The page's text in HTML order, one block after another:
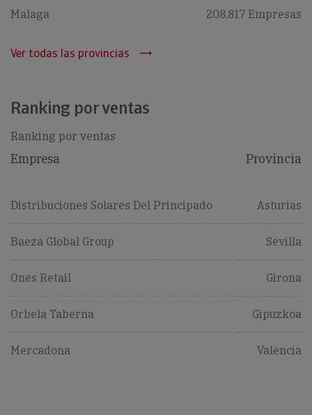
Malaga 208,817 Empresas
Ver todas las provincias
Ranking por ventas
Ranking por ventas
Empresa Provincia
Distribuciones Solares Del Principado Asturias
Baeza Global Group Sevilla
Ones Retail Girona
Orbela Taberna Gipuzkoa
Mercadona Valencia